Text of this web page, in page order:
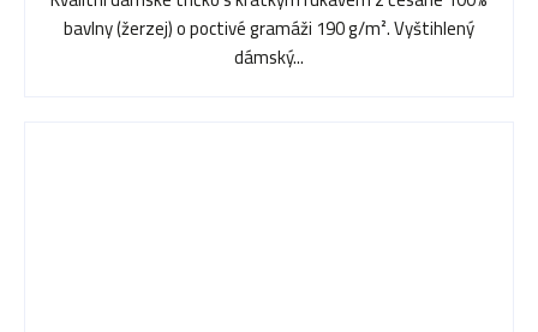
bavlny (žerzej) o poctivé gramáži 190 g/m². Vyštihlený
dámský...